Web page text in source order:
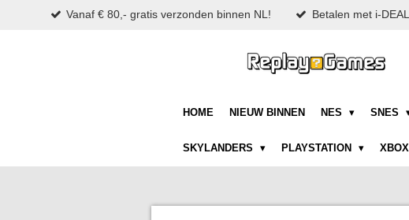
Vanaf € 80,- gratis verzonden binnen NL! Betalen met i-
HOME NIEUW BINNEN NES SNES
SKYLANDERS PLAYSTATION XBOX